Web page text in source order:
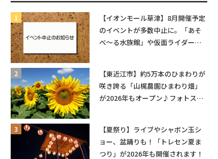
【イオンモール草津】8月開催予定
のイベントが多数中止に。「あそ
べ〜る水族館」や仮面ライダーシ
【東近江市】約5万本のひまわりが
咲き誇る「山梶農園ひまわり畑」
が2026年もオープン♪フォトスポ
【夏祭り】ライブやシャボン玉シ
ョー、盆踊りも！「トレセン夏ま
つり」が2026年も開催されます！